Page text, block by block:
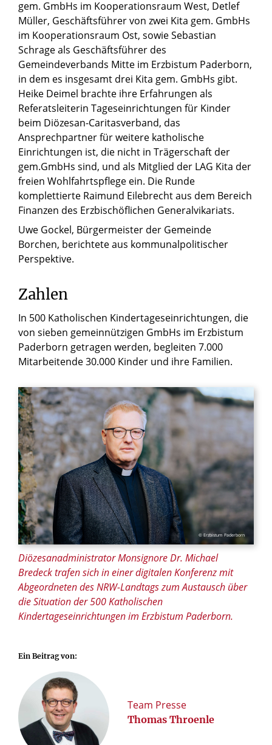
© Erzbistum Paderborn
Diözesanadministrator Monsignore Dr. Michael
Bredeck trafen sich in einer digitalen Konferenz mit
Abgeordneten des NRW-Landtags zum Austausch über
die Situation der 500 Katholischen
Kindertageseinrichtungen im Erzbistum Paderborn.
gem. GmbHs im Kooperationsraum West, Detlef
Müller, Geschäftsführer von zwei Kita gem. GmbHs
im Kooperationsraum Ost, sowie Sebastian
Schrage als Geschäftsführer des
Gemeindeverbands Mitte im Erzbistum Paderborn,
in dem es insgesamt drei Kita gem. GmbHs gibt.
Heike Deimel brachte ihre Erfahrungen als
Referatsleiterin Tageseinrichtungen für Kinder
beim Diözesan-Caritasverband, das
Ansprechpartner für weitere katholische
Einrichtungen ist, die nicht in Trägerschaft der
gem.GmbHs sind, und als Mitglied der LAG Kita der
freien Wohlfahrtspflege ein. Die Runde
komplettierte Raimund Eilebrecht aus dem Bereich
Finanzen des Erzbischöflichen Generalvikariats.
Uwe Gockel, Bürgermeister der Gemeinde
Borchen, berichtete aus kommunalpolitischer
Perspektive.
Zahlen
In 500 Katholischen Kindertageseinrichtungen, die
von sieben gemeinnützigen GmbHs im Erzbistum
Paderborn getragen werden, begleiten 7.000
Mitarbeitende 30.000 Kinder und ihre Familien.
Ein Beitrag von:
Team Presse
Thomas Throenle